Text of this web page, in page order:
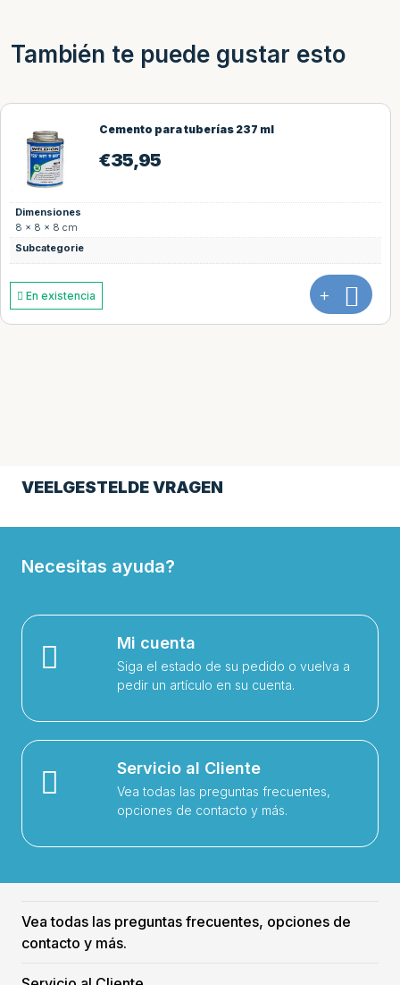
También te puede gustar esto
Cemento para tuberías 237 ml
€35,95
Dimensiones
8 × 8 × 8 cm
Subcategorie
En existencia +
VEELGESTELDE VRAGEN
Necesitas ayuda?
Mi cuenta
Siga el estado de su pedido o vuelva a
pedir un artículo en su cuenta.
Servicio al Cliente
Vea todas las preguntas frecuentes,
opciones de contacto y más.
Vea todas las preguntas frecuentes, opciones de
contacto y más.